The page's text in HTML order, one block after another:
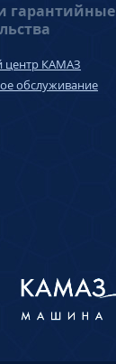
гарантийные
центр КАМАЗ
обслуживание